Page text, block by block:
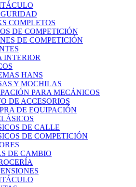
COMPLETOS
DE COMPETICIÓN
DE COMPETICIÓN
INTERIOR
HANS
Y MOCHILAS
PARA MECÁNICOS
DE ACCESORIOS
DE EQUIPACIÓN
DE CALLE
DE COMPETICIÓN
DE CAMBIO